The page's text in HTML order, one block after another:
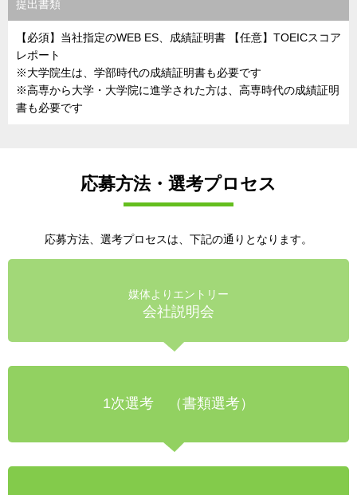
提出書類
【必須】当社指定のWEB ES、成績証明書 【任意】TOEICスコア
レポート
※大学院生は、学部時代の成績証明書も必要です
※高専から大学・大学院に進学された方は、高専時代の成績証明
書も必要です
応募方法・選考プロセス
応募方法、選考プロセスは、下記の通りとなります。
媒体よりエントリー
会社説明会
1次選考 （書類選考）